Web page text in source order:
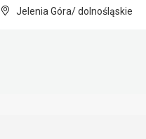
Jelenia Góra/ dolnośląskie